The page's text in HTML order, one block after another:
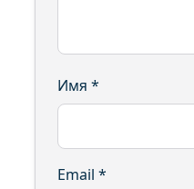
Имя *
Email *